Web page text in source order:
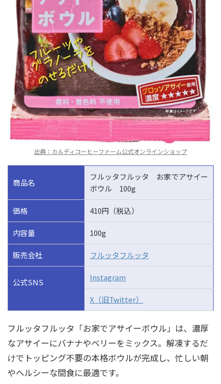
出典：カルディコーヒーファーム公式オンラインショップ
商品名
フルッタフルッタ お家でアサイー
ボウル 100g
価格 410円（税込）
内容量 100g
販売会社 フルッタフルッタ
公式SNS Instagram
X（旧Twitter）
フルッタフルッタ「お家でアサイーボウル」は、濃厚
なアサイーにバナナやベリーをミックス。解凍するだ
けでトッピング不要の本格ボウルが完成し、忙しい朝
やヘルシーな間食に最適です。